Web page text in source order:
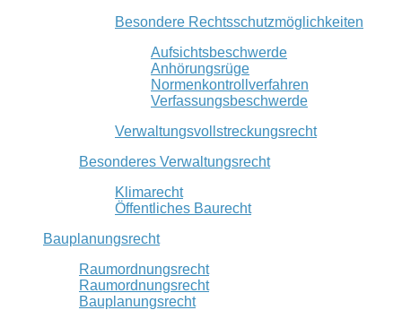
Besondere Rechtsschutzmöglichkeiten
Aufsichtsbeschwerde
Anhörungsrüge
Normenkontrollverfahren
Verfassungsbeschwerde
Verwaltungsvollstreckungsrecht
Besonderes Verwaltungsrecht
Klimarecht
Öffentliches Baurecht
Bauplanungsrecht
Raumordnungsrecht
Raumordnungsrecht
Bauplanungsrecht